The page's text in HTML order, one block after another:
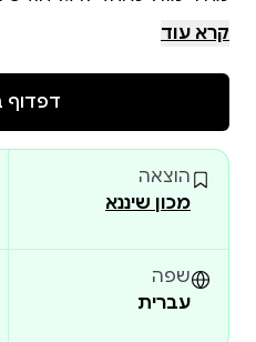
!קרא עוד
דפדוף
הוצאה
מכון שיננא
שפה
עברית